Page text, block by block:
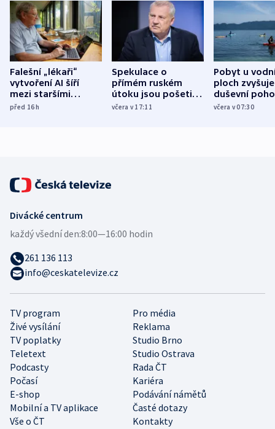
Falešní „lékaři“
vytvoření AI šíří
mezi staršími
Poláky nebezpečné
před 16h
Spekulace o
přímém ruském
útoku jsou pošetilé,
míní estonský
včera v 17:11
Pobyt u
ploch zvyšuje
duševní
ukázala
včera v 07:30
TV program
Pro média
Živé vysílání
Reklama
TV poplatky
Studio Brno
Teletext
Studio Ostrava
Podcasty
Rada ČT
Počasí
Kariéra
E-shop
Podávání námětů
Mobilní a TV aplikace
Časté dotazy
Vše o ČT
Kontakty
Divácké centrum
každý všední den:8:00—16:00 hodin
261 136 113
info@ceskatelevize.cz